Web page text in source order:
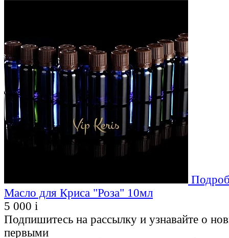
Масло для Криса "Роза" 10мл
5 000 i
Подпишитесь на рассылку и узнавайте о
первыми